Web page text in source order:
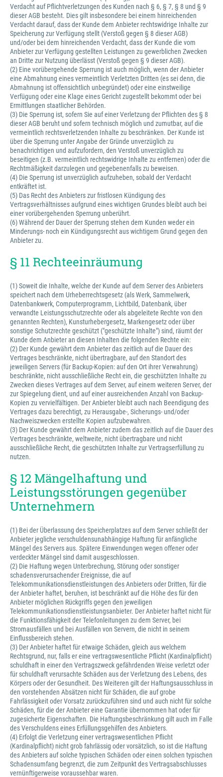
Verdacht auf Pflichtverletzungen des Kunden nach § 6, § 7, § 8 und § 9
dieser AGB besteht. Dies gilt insbesondere bei einem hinreichenden
Verdacht darauf, dass der Kunde dem Anbieter rechtswidrige Inhalte zur
Speicherung zur Verfügung stellt (Verstoß gegen § 8 dieser AGB)
und/oder bei dem hinreichenden Verdacht, dass der Kunde die vom
Anbieter zur Verfügung gestellten Leistungen zu gewerblichen Zwecken
an Dritte zur Nutzung überlässt (Verstoß gegen § 9 dieser AGB).
(2) Eine vorübergehende Sperrung ist auch möglich, wenn der Anbieter
eine Abmahnung eines vermeintlich Verletzten Dritten (es sei denn, die
Abmahnung ist offensichtlich unbegründet) oder eine einstweilige
Verfügung oder eine Klage eines Gericht zugestellt bekommt oder bei
Ermittlungen staatlicher Behörden.
(3) Die Sperrung ist, sofern Sie auf einer Verletzung der Pflichten des § 8
dieser AGB beruht und sofern technisch möglich und zumutbar, auf die
vermeintlich rechtsverletzenden Inhalte zu beschränken. Der Kunde ist
über die Sperrung unter Angabe der Gründe unverzüglich zu
benachrichtigen und aufzufordern, den Verstoß unverzüglich zu
beseitigen (z.B. vermeintlich rechtswidrige Inhalte zu entfernen) oder die
Rechtmäßigkeit darzulegen und gegebenenfalls zu beweisen.
(4) Die Sperrung ist unverzüglich aufzuheben, sobald der Verdacht
entkräftet ist.
(5) Das Recht des Anbieters zur fristlosen Kündigung des
Vertragsverhältnisses aufgrund eines wichtigen Grundes bleibt auch bei
einer vorübergehenden Sperrung unberührt.
(6) Während der Dauer der Sperrung stehen dem Kunden weder ein
Minderungs- noch ein Kündigungsrecht aus wichtigem Grund gegen den
Anbieter zu.
§ 11 Rechteeinräumung
(1) Soweit die Inhalte, welche der Kunde auf dem Server des Anbieters
speichert nach dem Urheberrechtsgesetz (als Werk, Sammelwerk,
Datenbankwerk, Computerprogramm, Lichtbild, Datenbank, über
verwandte Leistungsschutzrechte oder als abgeleitete Rechte von den
genannten Rechten), Kunsturhebergesetz, Markengesetz oder über
sonstige Schutzrechte geschützt ("geschützte Inhalte") sind, räumt der
Kunde dem Anbieter an diesen Inhalten die folgenden Rechte ein:
(2) Der Kunde gewährt dem Anbieter das zeitlich auf die Dauer des
Vertrages beschränkte, nicht übertragbare, auf den Standort des
jeweiligen Servers (für Backup-Kopien: auf den Ort ihrer Verwahrung)
beschränkte, nicht ausschließliche Recht ein, die geschützten Inhalte zu
Zwecken dieses Vertrages auf dem Server, auf einem weiteren Server, der
zur Spiegelung dient, und auf einer ausreichenden Anzahl von Backup-
Kopien zu vervielfältigen. Der Anbieter bleibt auch nach Beendigung des
Vertrages dazu berechtigt, zu Herausgabe-, Sicherungs- und/oder
Nachweiszwecken erstellte Kopien aufzubewahren.
(3) Der Kunde gewährt dem Anbieter zudem das zeitlich auf die Dauer des
Vertrages beschränkte, weltweite, nicht übertragbare und nicht
ausschließliche Recht, die geschützten Inhalte zur Vertragserfüllung zu
nutzen.
§ 12 Mängelhaftung und
Leistungsstörungen gegenüber
Unternehmern
(1) Bei der Überlassung des Speicherplatzes auf dem Server schließt der
Anbieter jegliche verschuldensunabhängige Haftung für anfängliche
Mängel des Servers aus. Spätere Einwendungen wegen offener oder
verdeckter Mängel sind damit ausgeschlossen.
(2) Die Haftung wegen Unterbrechung, Störung oder sonstiger
schadensverursachender Ereignisse, die auf
Telekommunikationsdienstleistungen des Anbieters oder Dritten, für die
der Anbieter haftet, beruhen, ist beschränkt auf die Höhe des für den
Anbieter möglichen Rückgriffs gegen den jeweiligen
Telekommunikationsdienstleistungsanbieter. Der Anbieter haftet nicht für
die Funktionsfähigkeit der Telefonleitungen zu dem Server, bei
Stromausfällen und bei Ausfällen von Servern, die nicht in seinem
Einflussbereich stehen.
(3) Der Anbieter haftet für etwaige Schäden, gleich aus welchem
Rechtsgrund, nur, falls er eine vertragswesentliche Pflicht (Kardinalpflicht)
schuldhaft in einer den Vertragszweck gefährdenden Weise verletzt oder
für schuldhaft verursachte Schäden aus der Verletzung des Lebens, des
Körpers oder der Gesundheit. Des Weiteren gilt der Haftungsausschluss in
den vorstehenden Absätzen nicht für Schäden, die auf grobe
Fahrlässigkeit oder Vorsatz zurückzuführen sind und auch nicht für solche
Schäden, für die der Anbieter eine Garantie übernommen hat oder für
zugesicherte Eigenschaften. Die Haftungsbeschränkung gilt auch im Falle
des Verschuldens eines Erfüllungsgehilfen des Anbieters.
(4) Erfolgt die Verletzung einer vertragswesentlichen Pflicht
(Kardinalpflicht) nicht grob fahrlässig oder vorsätzlich, so ist die Haftung
des Anbieters auf solche typischen Schäden oder einen solchen typischen
Schadensumfang begrenzt, die zum Zeitpunkt des Vertragsabschlusses
vernünftigerweise voraussehbar waren.